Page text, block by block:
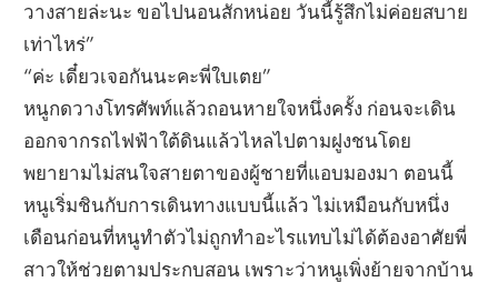
วางสายล่ะนะ ขอไปนอนสักหน่อย วันนี้รู้สึกไม่ค่อยสบาย
เท่าไหร่”
“ค่ะ เดี๋ยวเจอกันนะคะพี่ใบเตย”
หนูกดวางโทรศัพท์แล้วถอนหายใจหนึ่งครั้ง ก่อนจะเดิน
ออกจากรถไฟฟ้าใต้ดินแล้วไหลไปตามฝูงชนโดย
พยายามไม่สนใจสายตาของผู้ชายที่แอบมองมา ตอนนี้
หนูเริ่มชินกับการเดินทางแบบนี้แล้ว ไม่เหมือนกับหนึ่ง
เดือนก่อนที่หนูทำตัวไม่ถูกทำอะไรแทบไม่ได้ต้องอาศัยพี่
สาวให้ช่วยตามประกบสอน เพราะว่าหนูเพิ่งย้ายจากบ้าน